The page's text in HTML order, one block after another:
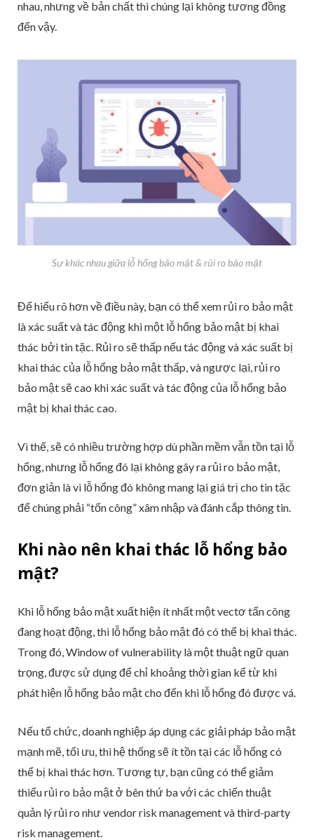
nhau, nhưng về bản chất thì chúng lại không tương đồng
đến vậy.
Sự khác nhau giữa lỗ hổng bảo mật & rủi ro bảo mật
Để hiểu rõ hơn về điều này, bạn có thể xem rủi ro bảo mật
là xác suất và tác động khi một lỗ hổng bảo mật bị khai
thác bởi tin tặc. Rủi ro sẽ thấp nếu tác động và xác suất bị
khai thác của lỗ hổng bảo mật thấp, và ngược lại, rủi ro
bảo mật sẽ cao khi xác suất và tác động của lỗ hổng bảo
mật bị khai thác cao.
Vì thế, sẽ có nhiều trường hợp dù phần mềm vẫn tồn tại lỗ
hổng, nhưng lỗ hổng đó lại không gây ra rủi ro bảo mật,
đơn giản là vì lỗ hổng đó không mang lại giá trị cho tin tặc
để chúng phải “tốn công” xâm nhập và đánh cắp thông tin.
Khi nào nên khai thác lỗ hổng bảo
mật?
Khi lỗ hổng bảo mật xuất hiện ít nhất một vectơ tấn công
đang hoạt động, thì lỗ hổng bảo mật đó có thể bị khai thác.
Trong đó, Window of vulnerability là một thuật ngữ quan
trọng, được sử dụng để chỉ khoảng thời gian kể từ khi
phát hiện lỗ hổng bảo mật cho đến khi lỗ hổng đó được vá.
Nếu tổ chức, doanh nghiệp áp dụng các giải pháp bảo mật
mạnh mẽ, tối ưu, thì hệ thống sẽ ít tồn tại các lỗ hổng có
thể bị khai thác hơn. Tương tự, bạn cũng có thể giảm
thiểu rủi ro bảo mật ở bên thứ ba với các chiến thuật
quản lý rủi ro như vendor risk management và third-party
risk management.